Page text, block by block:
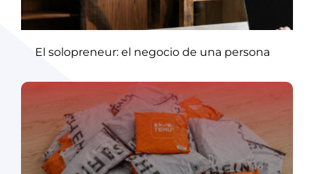
El solopreneur: el negocio de una persona